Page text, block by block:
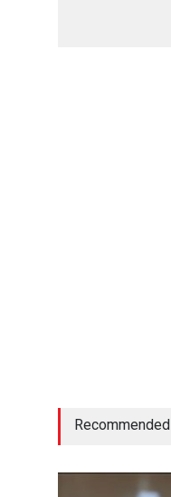
Recommended